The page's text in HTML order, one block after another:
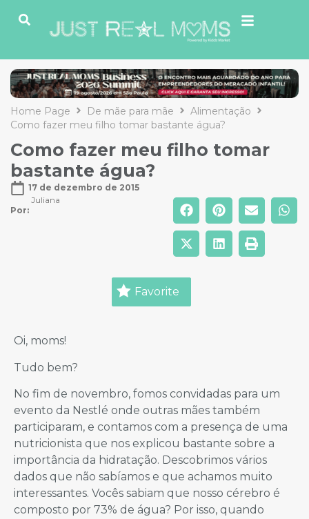
Home Page De mãe para mãe
Alimentação
Como fazer meu filho tomar bastante água?
Como fazer meu filho tomar
bastante água?
17 de dezembro de 2015
Por:
Juliana
Favorite
Oi, moms!
Tudo bem?
No fim de novembro, fomos convidadas para um
evento da Nestlé onde outras mães também
participaram, e contamos com a presença de uma
nutricionista que nos explicou bastante sobre a
importância da hidratação. Descobrimos vários
dados que não sabíamos e que achamos muito
interessantes. Vocês sabiam que nosso cérebro é
composto por 73% de água? Por isso, quando